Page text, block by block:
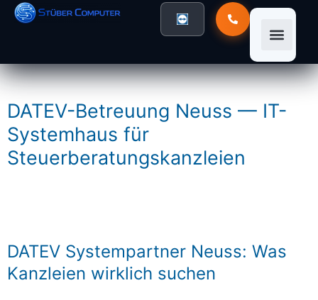
DATEV-Betreuung Neuss — IT-
Systemhaus für
Steuerberatungskanzleien
DATEV Systempartner Neuss: Was
Kanzleien wirklich suchen